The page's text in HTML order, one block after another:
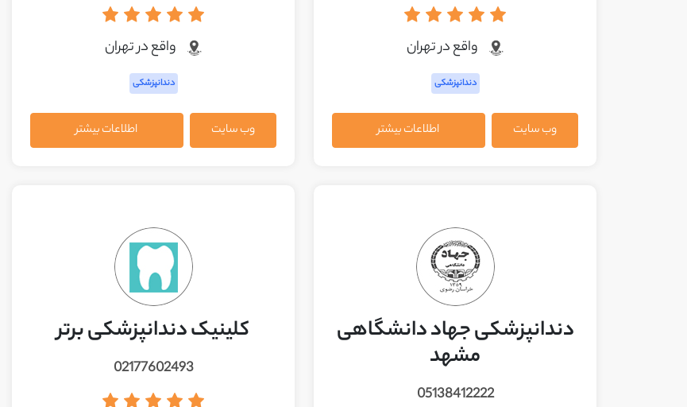
واقع در تهران
دندانپزشکی
وب سایت اطلاعات بیشتر
واقع در تهران
دندانپزشکی
وب سایت اطلاعات بیشتر
دندانپزشکی جهاد دانشگاهی
مشهد
05138412222
کلینیک دندانپزشکی برتر
02177602493